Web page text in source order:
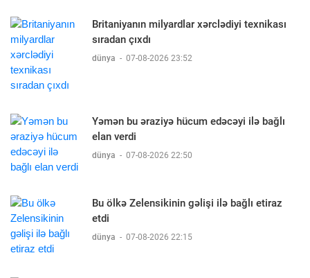
Britaniyanın milyardlar xərclədiyi texnikası
sıradan çıxdı
dünya - 07-08-2026 23:52
Yəmən bu əraziyə hücum edəcəyi ilə bağlı
elan verdi
dünya - 07-08-2026 22:50
Bu ölkə Zelensikinin gəlişi ilə bağlı etiraz
etdi
dünya - 07-08-2026 22:15